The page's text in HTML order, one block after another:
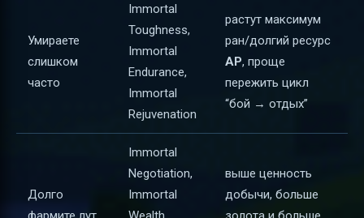
Умираете
слишком
часто
Immortal
Toughness,
Immortal
Endurance,
Immortal
Rejuvenation
растут максимум
ран/долгий ресурс
AP, проще
пережить цикл
“бой → отдых”
Долго
Immortal
Negotiation,
Immortal
выше ценность
добычи, больше